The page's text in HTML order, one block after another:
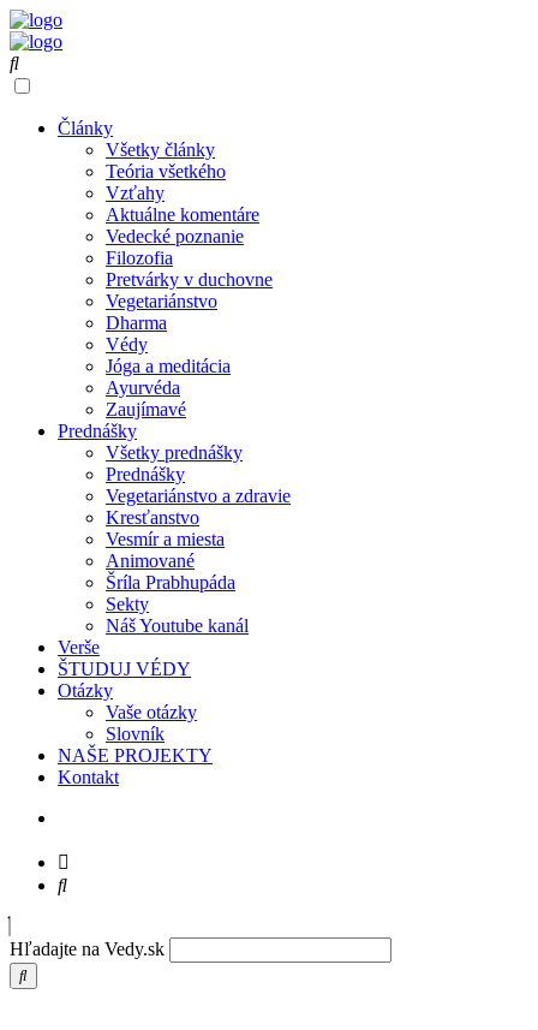
Články
Všetky články
Teória všetkého
Vzťahy
Aktuálne komentáre
Vedecké poznanie
Filozofia
Pretvárky v duchovne
Vegetariánstvo
Dharma
Védy
Jóga a meditácia
Ayurvéda
Zaujímavé
Prednášky
Všetky prednášky
Prednášky
Vegetariánstvo a zdravie
Kresťanstvo
Vesmír a miesta
Animované
Šríla Prabhupáda
Sekty
Náš Youtube kanál
Verše
ŠTUDUJ VÉDY
Otázky
Vaše otázky
Slovník
NAŠE PROJEKTY
Kontakt
Hľadajte na Vedy.sk